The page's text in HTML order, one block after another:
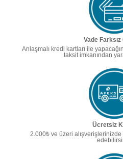
Vade
Anlaşmalı kredi kartları ile
taksit imkanından
Ücretsiz
2.000₺ ve üzeri